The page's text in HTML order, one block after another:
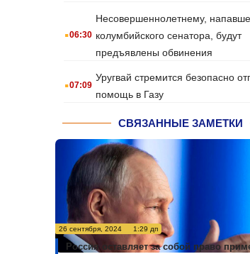
.06:30
Несовершеннолетнему,
колумбийского сенатора, будут
предъявлены обвинения
.07:09
Уругвай стремится безопасно
помощь в Газу
СВЯЗАННЫЕ ЗАМЕТКИ
26 сентября, 2024 1:29 дп
Россия оставляет за собой право